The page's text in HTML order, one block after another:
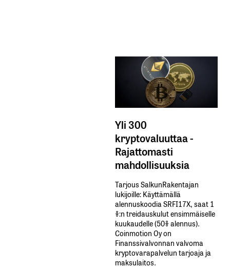
Yli 300
kryptovaluuttaa -
Rajattomasti
mahdollisuuksia
Tarjous SalkunRakentajan
lukijoille: Käyttämällä​ ​
alennuskoodia​ ​SRFI17X,​ ​saat​ ​1
%:n treidauskulut​ ​ensimmäiselle​ ​
kuukaudelle​ ​(50%​ ​alennus).
Coinmotion Oy on
Finanssivalvonnan valvoma
kryptovarapalvelun tarjoaja ja
maksulaitos.